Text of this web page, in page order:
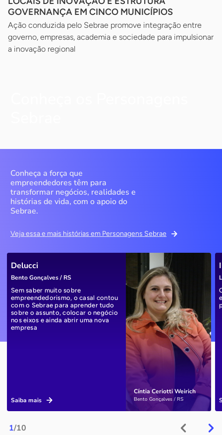
GOVERNANÇA EM CINCO MUNICÍPIOS
Ação conduzida pelo Sebrae promove integração entre
governo, empresas, academia e sociedade para impulsionar
a inovação regional
Conheça a força que
empreendedores têm para
transformar negócios, realidades e
histórias de vida, com o apoio do
Sebrae.
Veja essa e mais histórias em Personagens Sebrae
1/10
Cíntia Ceriotti Weirich
Bento Gonçalves / RS
Delucci
Bento Gonçalves / RS
Sem saber muito sobre
empreendedorismo, o casal contou
com o Sebrae para aprender tudo
sobre o assunto, colocar o negócio
nos eixos e ainda abrir uma nova
empresa
Saiba mais